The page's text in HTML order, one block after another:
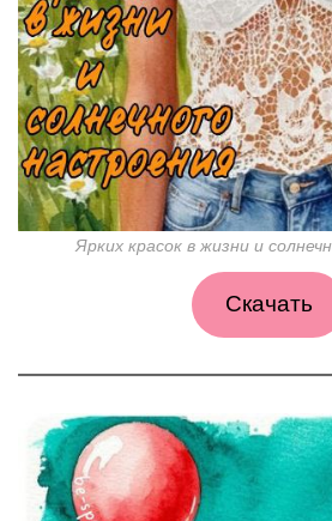
Ярких красок в жизни и
Скачать